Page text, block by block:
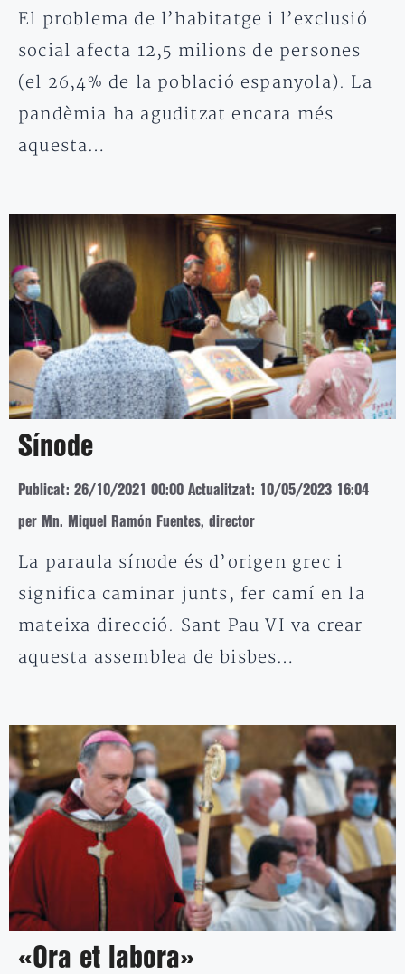
El problema de l’habitatge i l’exclusió
social afecta 12,5 milions de persones
(el 26,4% de la població espanyola). La
pandèmia ha aguditzat encara més
aquesta…
Sínode
Publicat: 26/10/2021 00:00 Actualitzat: 10/05/2023 16:04
per Mn. Miquel Ramón Fuentes, director
La paraula sínode és d’origen grec i
significa caminar junts, fer camí en la
mateixa direcció. Sant Pau VI va crear
aquesta assemblea de bisbes…
«Ora et labora»